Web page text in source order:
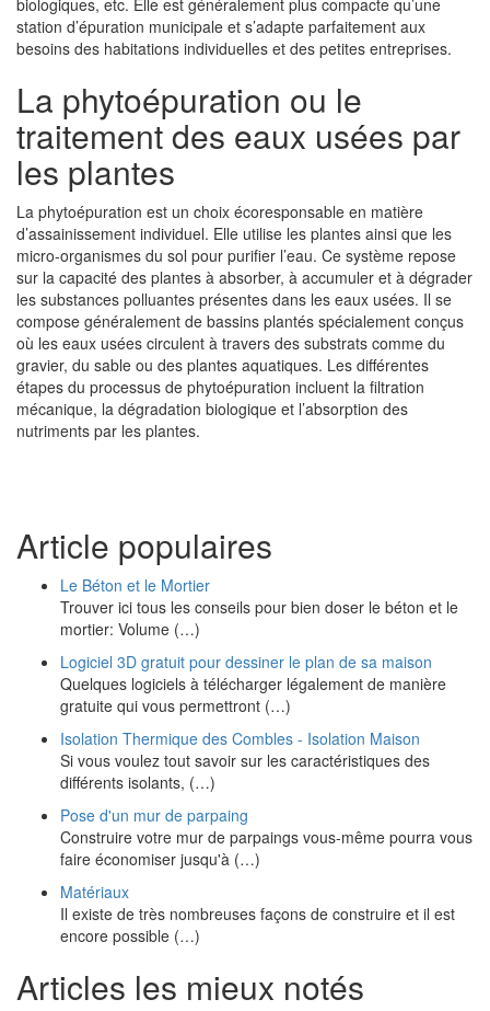
biologiques, etc. Elle est généralement plus compacte qu’une
station d’épuration municipale et s’adapte parfaitement aux
besoins des habitations individuelles et des petites entreprises.
La phytoépuration ou le
traitement des eaux usées par
les plantes
La phytoépuration est un choix écoresponsable en matière
d’assainissement individuel. Elle utilise les plantes ainsi que les
micro-organismes du sol pour purifier l’eau. Ce système repose
sur la capacité des plantes à absorber, à accumuler et à dégrader
les substances polluantes présentes dans les eaux usées. Il se
compose généralement de bassins plantés spécialement conçus
où les eaux usées circulent à travers des substrats comme du
gravier, du sable ou des plantes aquatiques. Les différentes
étapes du processus de phytoépuration incluent la filtration
mécanique, la dégradation biologique et l’absorption des
nutriments par les plantes.
Article populaires
Le Béton et le Mortier
Trouver ici tous les conseils pour bien doser le béton et le
mortier: Volume (…)
Logiciel 3D gratuit pour dessiner le plan de sa maison
Quelques logiciels à télécharger légalement de manière
gratuite qui vous permettront (…)
Isolation Thermique des Combles - Isolation Maison
Si vous voulez tout savoir sur les caractéristiques des
différents isolants, (…)
Pose d'un mur de parpaing
Construire votre mur de parpaings vous-même pourra vous
faire économiser jusqu'à (…)
Matériaux
Il existe de très nombreuses façons de construire et il est
encore possible (…)
Articles les mieux notés